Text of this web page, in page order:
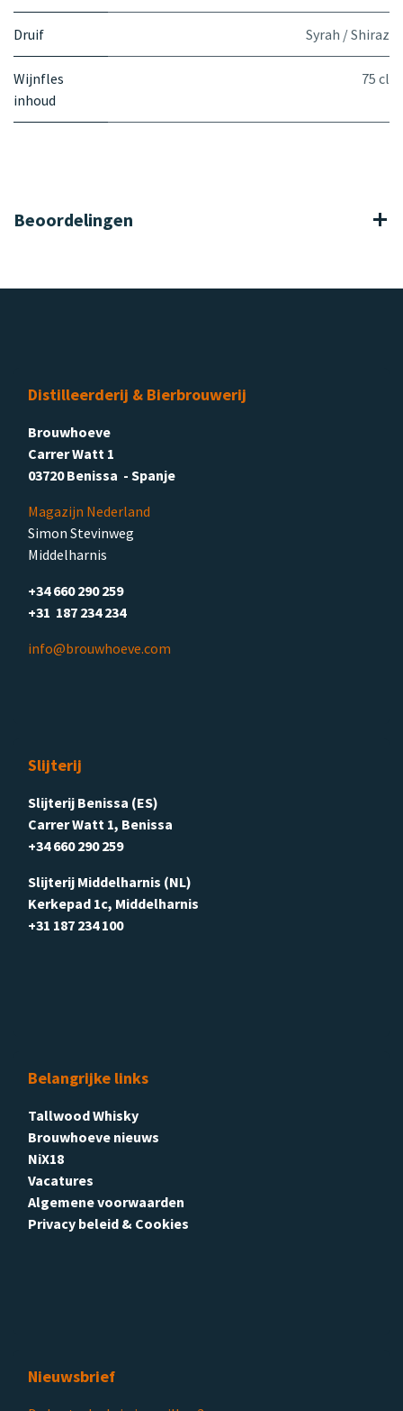
Druif Syrah / Shiraz
Wijnfles
inhoud
75 cl
Beoordelingen
Distilleerderij & Bierbrouwerij
Brouwhoeve
Carrer Watt 1
03720 Benissa - Spanje
Magazijn Nederland
Simon Stevinweg
Middelharnis
+34 660 290 259
+31 187 234 234
info@brouwhoeve.com
Slijterij
Slijterij Benissa (ES)
Carrer Watt 1, Benissa
+34 660 290 259
Slijterij Middelharnis (NL)
Kerkepad 1c, Middelharnis
+31 187 234 100
Belangrijke links
Tallwood Whisky
Brouwhoeve nieuws
NiX18
Vacatures
Algemene voorwaarden
Privacy beleid & Cookies
Nieuwsbrief